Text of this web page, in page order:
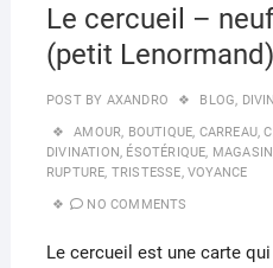
Le cercueil –
(petit Lenormand)
POST BY AXANDRO BLOG,
AMOUR, BOUTIQUE, CARREAU,
DIVINATION, ÉSOTÉRIQUE, MAGASIN
RUPTURE, TRISTESSE, VOYANCE
NO COMMENTS
Le cercueil est une carte